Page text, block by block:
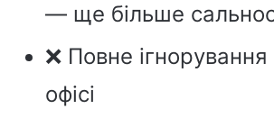
— ще більше
❌ Повне
офісі